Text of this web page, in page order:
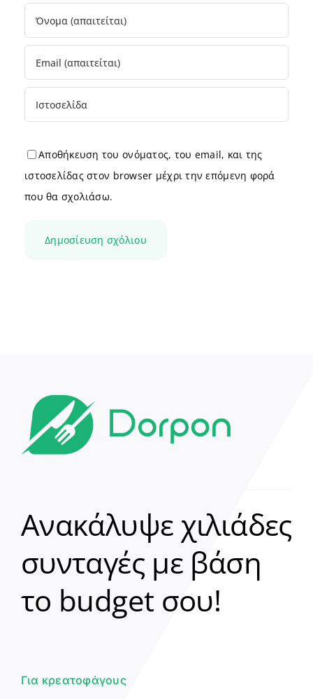
Αποθήκευση του ονόματος, του email, και της
ιστοσελίδας στον browser μέχρι την επόμενη φορά
που θα σχολιάσω.
Ανακάλυψε χιλιάδες
συνταγές με βάση
το budget σου!
Για κρεατοφάγους